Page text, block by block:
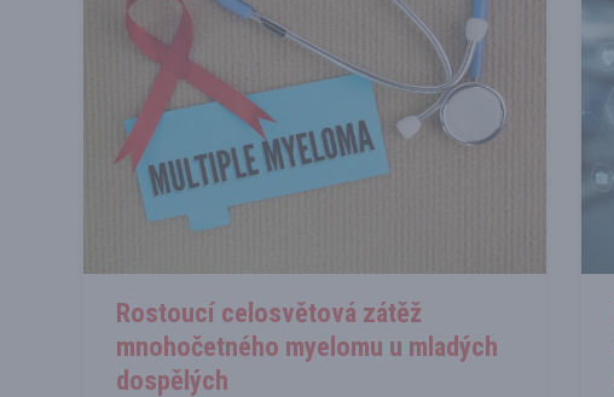
Rostoucí celosvětová zátěž
mnohočetného myelomu u mladých
dospělých